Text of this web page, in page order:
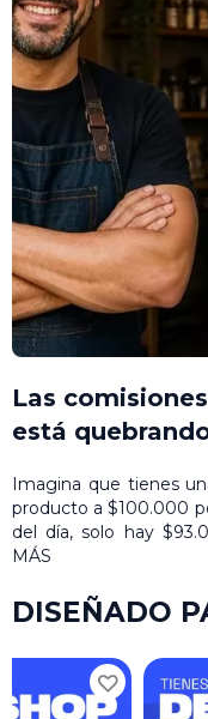
Las
está
Imagina que tienes
producto a $100.000
del día, solo hay
MÁS
DISEÑADO